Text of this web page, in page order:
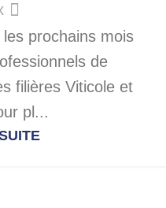
prochains mois
de
filières Viticole et
pl...